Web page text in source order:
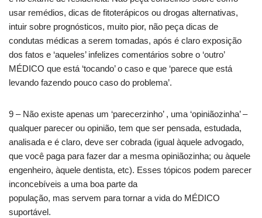
usar remédios, dicas de fitoterápicos ou drogas alternativas,
intuir sobre prognósticos, muito pior, não peça dicas de
condutas médicas a serem tomadas, após é claro exposição
dos fatos e ‘aqueles’ infelizes comentários sobre o ‘outro’
MÉDICO que está ‘tocando’ o caso e que ‘parece que está
levando fazendo pouco caso do problema’.
9 – Não existe apenas um ‘parecerzinho’ , uma ‘opiniãozinha’ –
qualquer parecer ou opinião, tem que ser pensada, estudada,
analisada e é claro, deve ser cobrada (igual àquele advogado,
que você paga para fazer dar a mesma opiniãozinha; ou àquele
engenheiro, àquele dentista, etc). Esses tópicos podem parecer
inconcebíveis a uma boa parte da
população, mas servem para tornar a vida do MÉDICO
suportável.